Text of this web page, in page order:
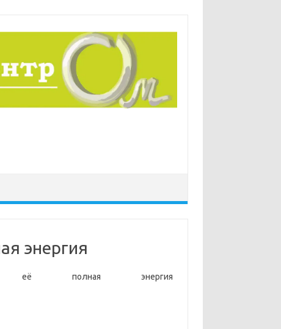
энергия
её полная энергия